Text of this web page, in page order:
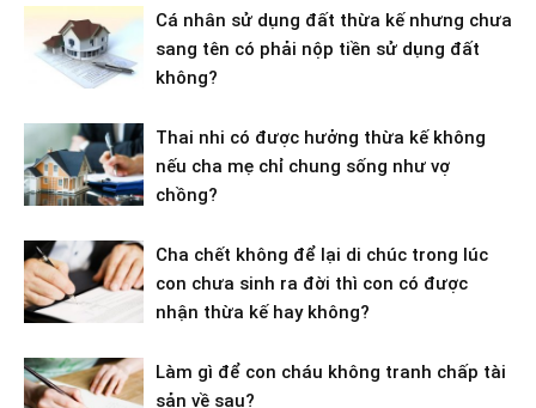
Cá nhân sử dụng đất thừa kế nhưng chưa
sang tên có phải nộp tiền sử dụng đất
không?
Thai nhi có được hưởng thừa kế không
nếu cha mẹ chỉ chung sống như vợ
chồng?
Cha chết không để lại di chúc trong lúc
con chưa sinh ra đời thì con có được
nhận thừa kế hay không?
Làm gì để con cháu không tranh chấp tài
sản về sau?